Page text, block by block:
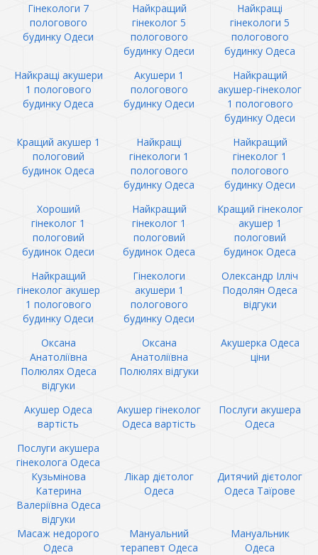
Гінекологи 7
пологового
будинку Одеси
Найкращий
гінеколог 5
пологового
будинку Одеси
Найкращі
гінекологи 5
пологового
будинку Одеса
Найкращі акушери
1 пологового
будинку Одеса
Акушери 1
пологового
будинку Одеси
Найкращий
акушер-гінеколог
1 пологового
будинку Одеси
Кращий акушер 1
пологовий
будинок Одеса
Найкращі
гінекологи 1
пологового
будинку Одеса
Найкращий
гінеколог 1
пологового
будинку Одеси
Хороший
гінеколог 1
пологовий
будинок Одеси
Найкращий
гінеколог 1
пологовий
будинок Одеса
Кращий гінеколог
акушер 1
пологовий
будинок Одеса
Найкращий
гінеколог акушер
1 пологового
будинку Одеси
Гінекологи
акушери 1
пологового
будинку Одеси
Олександр Ілліч
Подолян Одеса
відгуки
Оксана
Анатоліївна
Полюлях Одеса
відгуки
Оксана
Анатоліївна
Полюлях відгуки
Акушерка Одеса
ціни
Акушер Одеса
вартість
Акушер гінеколог
Одеса вартість
Послуги акушера
Одеса
Послуги акушера
гінеколога Одеса
Кузьмінова
Катерина
Валеріївна Одеса
відгуки
Лікар дієтолог
Одеса
Дитячий дієтолог
Одеса Таїрове
Масаж недорого
Одеса
Мануальний
терапевт Одеса
Мануальник
Одеса